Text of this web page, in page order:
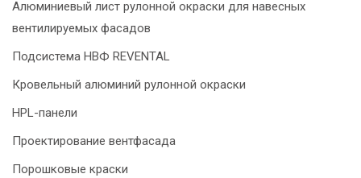
Алюминиевый лист рулонной окраски для навесных
вентилируемых фасадов
Подсистема НВФ REVENTAL
Кровельный алюминий рулонной окраски
HPL-панели
Проектирование вентфасада
Порошковые краски